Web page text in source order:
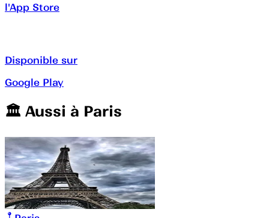
l'App Store
Disponible sur
Google Play
🏛️️ Aussi à Paris